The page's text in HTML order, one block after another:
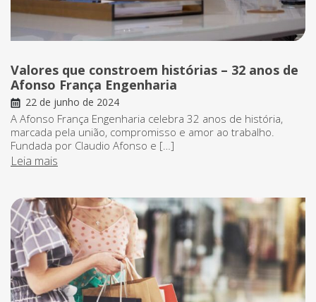
Valores que constroem histórias – 32 anos de
Afonso França Engenharia
22 de junho de 2024
A Afonso França Engenharia celebra 32 anos de história,
marcada pela união, compromisso e amor ao trabalho.
Fundada por Claudio Afonso e […]
Leia mais